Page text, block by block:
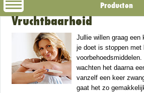
Producten
Vruchtbaarheid
Jullie willen graag een
je doet is stoppen met
wachten het daarna
vanzelf een keer
gaat het zo